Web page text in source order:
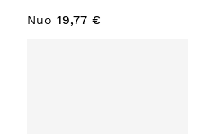
Nuo 19,77 €